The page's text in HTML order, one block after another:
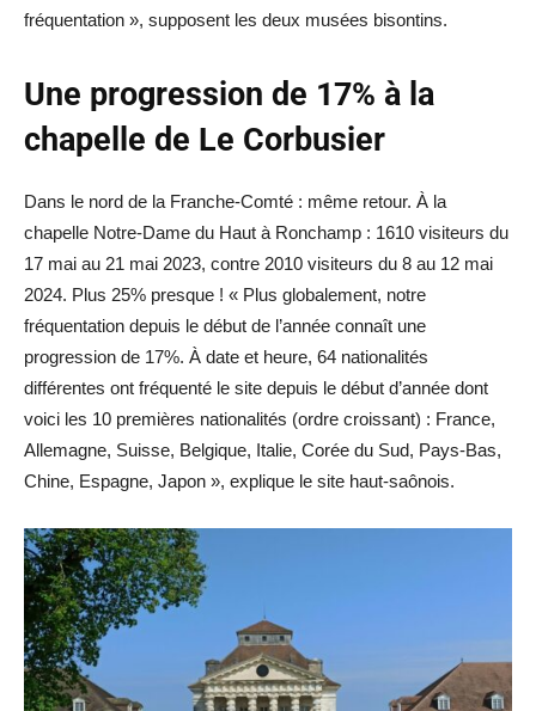
fréquentation », supposent les deux musées bisontins.
Une progression de 17% à la
chapelle de Le Corbusier
Dans le nord de la Franche-Comté : même retour. À la
chapelle Notre-Dame du Haut à Ronchamp : 1610 visiteurs du
17 mai au 21 mai 2023, contre 2010 visiteurs du 8 au 12 mai
2024. Plus 25% presque ! « Plus globalement, notre
fréquentation depuis le début de l’année connaît une
progression de 17%. À date et heure, 64 nationalités
différentes ont fréquenté le site depuis le début d’année dont
voici les 10 premières nationalités (ordre croissant) : France,
Allemagne, Suisse, Belgique, Italie, Corée du Sud, Pays-Bas,
Chine, Espagne, Japon », explique le site haut-saônois.